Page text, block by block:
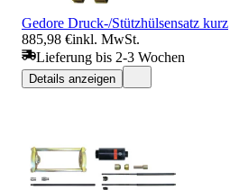
Gedore Druck-/Stützhülsensatz kurz
885,98 €inkl. MwSt.
Lieferung bis 2-3 Wochen
Details anzeigen